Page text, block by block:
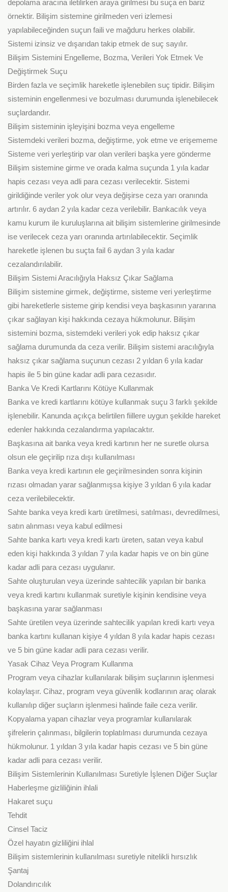
depolama aracına iletilirken araya girilmesi bu suça en bariz
örnektir. Bilişim sistemine girilmeden veri izlemesi
yapılabileceğinden suçun faili ve mağduru herkes olabilir.
Sistemi izinsiz ve dışarıdan takip etmek de suç sayılır.
Bilişim Sistemini Engelleme, Bozma, Verileri Yok Etmek Ve
Değiştirmek Suçu
Birden fazla ve seçimlik hareketle işlenebilen suç tipidir. Bilişim
sisteminin engellenmesi ve bozulması durumunda işlenebilecek
suçlardandır.
Bilişim sisteminin işleyişini bozma veya engelleme
Sistemdeki verileri bozma, değiştirme, yok etme ve erişememe
Sisteme veri yerleştirip var olan verileri başka yere gönderme
Bilişim sistemine girme ve orada kalma suçunda 1 yıla kadar
hapis cezası veya adli para cezası verilecektir. Sistemi
girildiğinde veriler yok olur veya değişirse ceza yarı oranında
artırılır. 6 aydan 2 yıla kadar ceza verilebilir. Bankacılık veya
kamu kurum ile kuruluşlarına ait bilişim sistemlerine girilmesinde
ise verilecek ceza yarı oranında artırılabilecektir. Seçimlik
hareketle işlenen bu suçta fail 6 aydan 3 yıla kadar
cezalandırılabilir.
Bilişim Sistemi Aracılığıyla Haksız Çıkar Sağlama
Bilişim sistemine girmek, değiştirme, sisteme veri yerleştirme
gibi hareketlerle sisteme girip kendisi veya başkasının yararına
çıkar sağlayan kişi hakkında cezaya hükmolunur. Bilişim
sistemini bozma, sistemdeki verileri yok edip haksız çıkar
sağlama durumunda da ceza verilir. Bilişim sistemi aracılığıyla
haksız çıkar sağlama suçunun cezası 2 yıldan 6 yıla kadar
hapis ile 5 bin güne kadar adli para cezasıdır.
Banka Ve Kredi Kartlarını Kötüye Kullanmak
Banka ve kredi kartlarını kötüye kullanmak suçu 3 farklı şekilde
işlenebilir. Kanunda açıkça belirtilen fiillere uygun şekilde hareket
edenler hakkında cezalandırma yapılacaktır.
Başkasına ait banka veya kredi kartının her ne suretle olursa
olsun ele geçirilip rıza dışı kullanılması
Banka veya kredi kartının ele geçirilmesinden sonra kişinin
rızası olmadan yarar sağlanmışsa kişiye 3 yıldan 6 yıla kadar
ceza verilebilecektir.
Sahte banka veya kredi kartı üretilmesi, satılması, devredilmesi,
satın alınması veya kabul edilmesi
Sahte banka kartı veya kredi kartı üreten, satan veya kabul
eden kişi hakkında 3 yıldan 7 yıla kadar hapis ve on bin güne
kadar adli para cezası uygulanır.
Sahte oluşturulan veya üzerinde sahtecilik yapılan bir banka
veya kredi kartını kullanmak suretiyle kişinin kendisine veya
başkasına yarar sağlanması
Sahte üretilen veya üzerinde sahtecilik yapılan kredi kartı veya
banka kartını kullanan kişiye 4 yıldan 8 yıla kadar hapis cezası
ve 5 bin güne kadar adli para cezası verilir.
Yasak Cihaz Veya Program Kullanma
Program veya cihazlar kullanılarak bilişim suçlarının işlenmesi
kolaylaşır. Cihaz, program veya güvenlik kodlarının araç olarak
kullanılıp diğer suçların işlenmesi halinde faile ceza verilir.
Kopyalama yapan cihazlar veya programlar kullanılarak
şifrelerin çalınması, bilgilerin toplatılması durumunda cezaya
hükmolunur. 1 yıldan 3 yıla kadar hapis cezası ve 5 bin güne
kadar adli para cezası verilir.
Bilişim Sistemlerinin Kullanılması Suretiyle İşlenen Diğer Suçlar
Haberleşme gizliliğinin ihlali
Hakaret suçu
Tehdit
Cinsel Taciz
Özel hayatın gizliliğini ihlal
Bilişim sistemlerinin kullanılması suretiyle nitelikli hırsızlık
Şantaj
Dolandırıcılık